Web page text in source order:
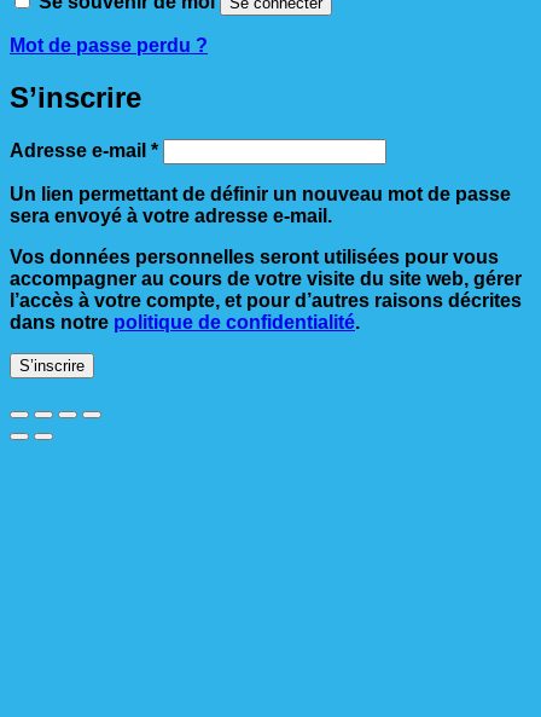
Mot de passe perdu ?
S’inscrire
Adresse e-mail *Obligatoire
Un lien permettant de définir un nouveau mot de passe
sera envoyé à votre adresse e-mail.
Vos données personnelles seront utilisées pour vous
accompagner au cours de votre visite du site web, gérer
l’accès à votre compte, et pour d’autres raisons décrites
dans notre politique de confidentialité.
S’inscrire